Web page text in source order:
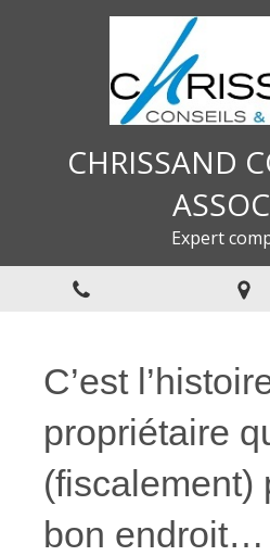
CHRISSAND
Expert
C’est
propriétaire
(fiscalement)
bon endroit…